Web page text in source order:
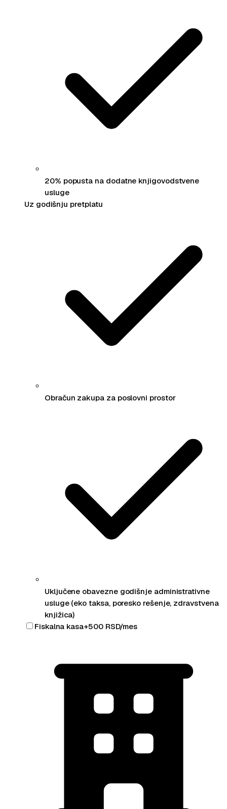
20% popusta na dodatne knjigovodstvene
usluge
Uz godišnju pretplatu
Obračun zakupa za poslovni prostor
Uključene obavezne godišnje administrativne
usluge (eko taksa, poresko rešenje, zdravstvena
knjižica)
Fiskalna kasa+500RSD/mes